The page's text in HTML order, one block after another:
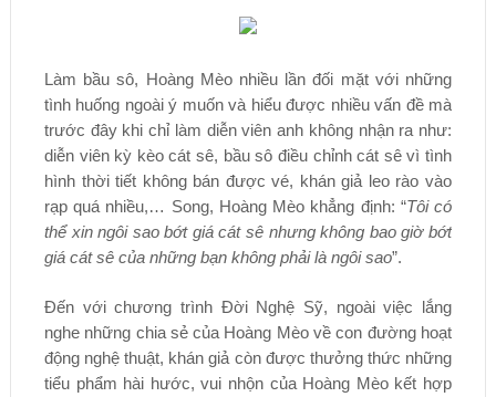
Làm bầu sô, Hoàng Mèo nhiều lần đối mặt với những
tình huống ngoài ý muốn và hiểu được nhiều vấn đề mà
trước đây khi chỉ làm diễn viên anh không nhận ra như:
diễn viên kỳ kèo cát sê, bầu sô điều chỉnh cát sê vì tình
hình thời tiết không bán được vé, khán giả leo rào vào
rạp quá nhiều,… Song, Hoàng Mèo khẳng định: “Tôi có
thể xin ngôi sao bớt giá cát sê nhưng không bao giờ bớt
giá cát sê của những bạn không phải là ngôi sao”.
Đến với chương trình Đời Nghệ Sỹ, ngoài việc lắng
nghe những chia sẻ của Hoàng Mèo về con đường hoạt
động nghệ thuật, khán giả còn được thưởng thức những
tiểu phẩm hài hước, vui nhộn của Hoàng Mèo kết hợp